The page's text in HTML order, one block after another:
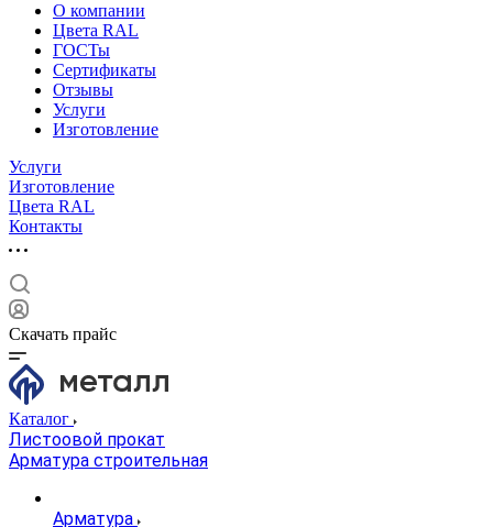
О компании
Цвета RAL
ГОСТы
Сертификаты
Отзывы
Услуги
Изготовление
Услуги
Изготовление
Цвета RAL
Контакты
Скачать прайс
Каталог
Листоовой прокат
Арматура строительная
Арматура